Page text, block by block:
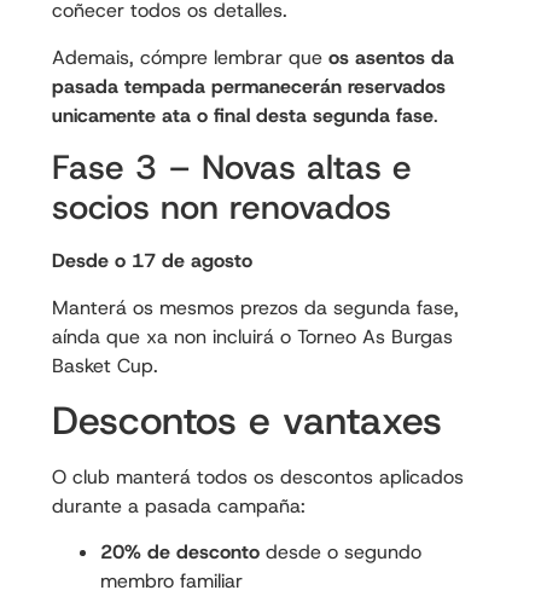
coñecer todos os detalles.
Ademais, cómpre lembrar que os asentos da
pasada tempada permanecerán reservados
unicamente ata o final desta segunda fase.
Fase 3 – Novas altas e
socios non renovados
Desde o 17 de agosto
Manterá os mesmos prezos da segunda fase,
aínda que xa non incluirá o Torneo As Burgas
Basket Cup.
Descontos e vantaxes
O club manterá todos os descontos aplicados
durante a pasada campaña:
20% de descontodesde o segundo
membro familiar